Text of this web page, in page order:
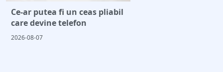
Ce-ar putea fi un ceas pliabil
care devine telefon
2026-08-07